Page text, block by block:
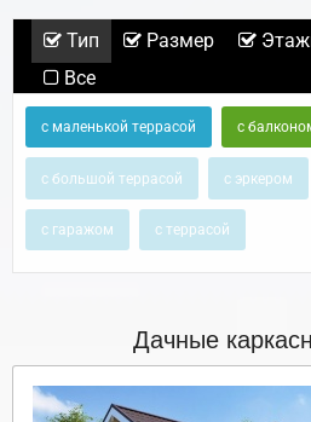
Тип Размер
Все
с маленькой террасой с
с большой террасой с эркером
с гаражом с террасой
Дачные